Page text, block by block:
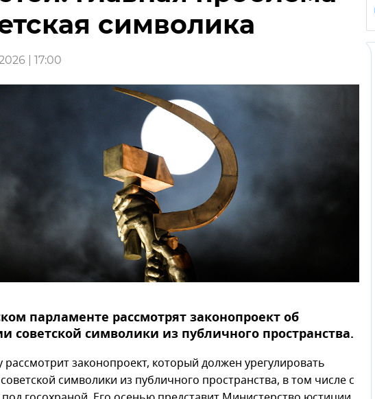
символика
| 17:00
парламенте рассмотрят законопроект об
советской символики из публичного пространства.
рассмотрит законопроект, который должен урегулировать
символики из публичного пространства, в том числе с